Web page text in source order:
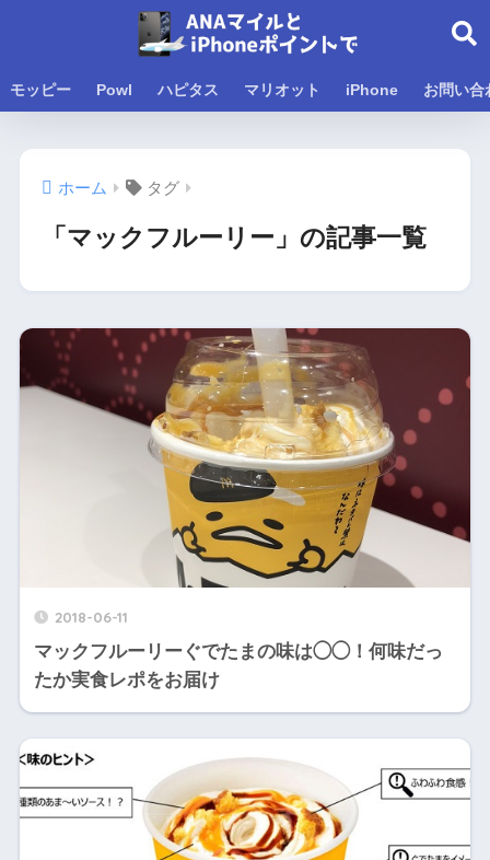
モッピー Powl ハピタス マリオット iPhone お問い合
ホーム タグ
「マックフルーリー」の記事一覧
2018-06-11
マックフルーリーぐでたまの味は◯◯！何味だっ
たか実食レポをお届け